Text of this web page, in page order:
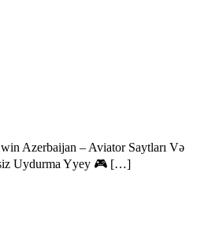
Azerbaijan – Aviator Saytları Və
Uydurma Yyey 🎮 […]